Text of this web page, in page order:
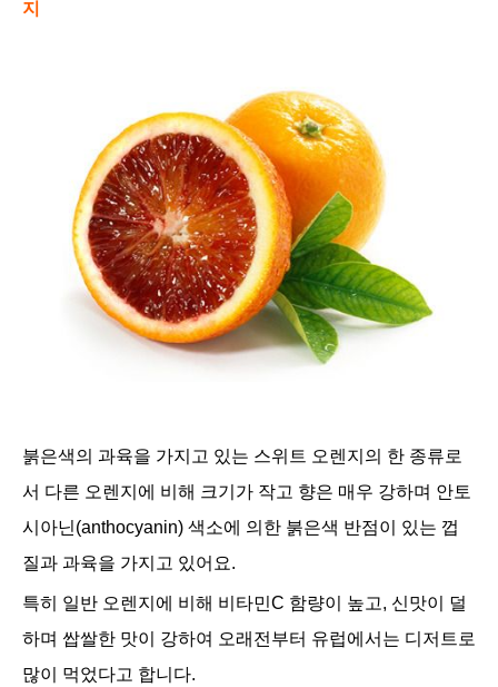
지
붉은색의 과육을 가지고 있는 스위트 오렌지의 한 종류로
서 다른 오렌지에 비해 크기가 작고 향은 매우 강하며 안토
시아닌(anthocyanin) 색소에 의한 붉은색 반점이 있는 껍
질과 과육을 가지고 있어요.
특히 일반 오렌지에 비해 비타민C 함량이 높고, 신맛이 덜
하며 쌉쌀한 맛이 강하여 오래전부터 유럽에서는 디저트로
많이 먹었다고 합니다.